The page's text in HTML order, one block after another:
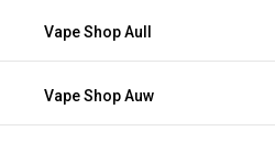
Vape Shop Aull
Vape Shop Auw